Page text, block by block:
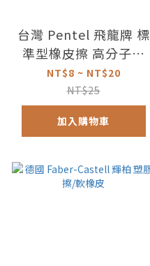
台灣 Pentel 飛龍牌 標
準型橡皮擦 高分子橡
皮擦黑 小 大
NT$8 ~ NT$20
NT$25
加入購物車